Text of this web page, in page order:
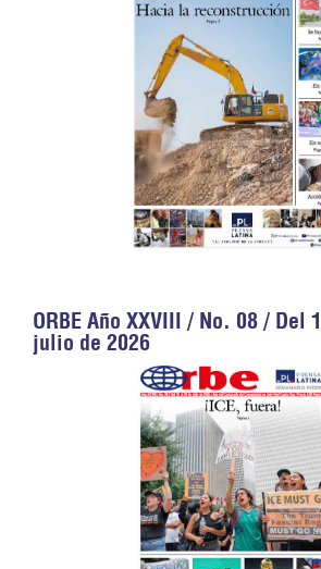
ORBE Año XXVIII / No. 08 / Del
julio de 2026